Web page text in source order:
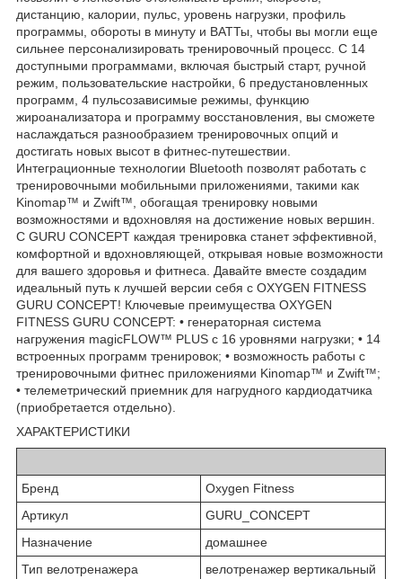
дистанцию, калории, пульс, уровень нагрузки, профиль
программы, обороты в минуту и ВАТТы, чтобы вы могли еще
сильнее персонализировать тренировочный процесс. С 14
доступными программами, включая быстрый старт, ручной
режим, пользовательские настройки, 6 предустановленных
программ, 4 пульсозависимые режимы, функцию
жироанализатора и программу восстановления, вы сможете
наслаждаться разнообразием тренировочных опций и
достигать новых высот в фитнес-путешествии.
Интеграционные технологии Bluetooth позволят работать с
тренировочными мобильными приложениями, такими как
Kinomap™ и Zwift™, обогащая тренировку новыми
возможностями и вдохновляя на достижение новых вершин.
С GURU CONCEPT каждая тренировка станет эффективной,
комфортной и вдохновляющей, открывая новые возможности
для вашего здоровья и фитнеса. Давайте вместе создадим
идеальный путь к лучшей версии себя с OXYGEN FITNESS
GURU CONCEPT! Ключевые преимущества OXYGEN
FITNESS GURU CONCEPT: • генераторная система
нагружения magicFLOW™ PLUS с 16 уровнями нагрузки; • 14
встроенных программ тренировок; • возможность работы с
тренировочными фитнес приложениями Kinomap™ и Zwift™;
• телеметрический приемник для нагрудного кардиодатчика
(приобретается отдельно).
ХАРАКТЕРИСТИКИ
Бренд
Oxygen Fitness
Артикул
GURU_CONCEPT
Назначение
домашнее
Тип велотренажера
велотренажер вертикальный